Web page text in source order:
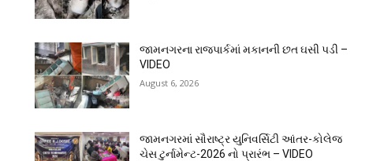
જામનગરના રાજપાર્કમાં મકાનની છત ઘસી પડી –
VIDEO
August 6, 2026
જામનગરમાં સૌરાષ્ટ્ર યુનિવર્સિટી આંતર-કોલેજ
ચેસ ટુર્નામેન્ટ-2026 નો પ્રારંભ – VIDEO